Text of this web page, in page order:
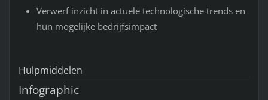
Verwerf inzicht in actuele technologische trends en
hun mogelijke bedrijfsimpact
Hulpmiddelen
Infographic